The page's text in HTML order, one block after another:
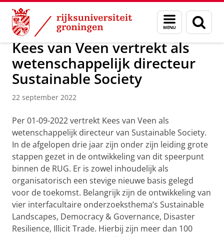
Skip
Content
Skip
Navigation
Menu
en
zoeken
Over ons Actueel Nieuws Nieuwsberichten
Kees van Veen vertrekt als
wetenschappelijk directeur
Sustainable Society
22 september 2022
Per 01-09-2022 vertrekt Kees van Veen als
wetenschappelijk directeur van Sustainable Society.
In de afgelopen drie jaar zijn onder zijn leiding grote
stappen gezet in de ontwikkeling van dit speerpunt
binnen de RUG. Er is zowel inhoudelijk als
organisatorisch een stevige nieuwe basis gelegd
voor de toekomst. Belangrijk zijn de ontwikkeling van
vier interfacultaire onderzoeksthema’s Sustainable
Landscapes, Democracy & Governance, Disaster
Resilience, Illicit Trade. Hierbij zijn meer dan 100